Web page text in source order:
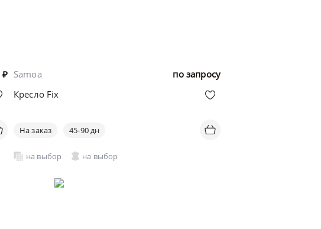
₽ по запросу
Samoa
Кресло Fix
На заказ 45-90 дн
на выбор на выбор